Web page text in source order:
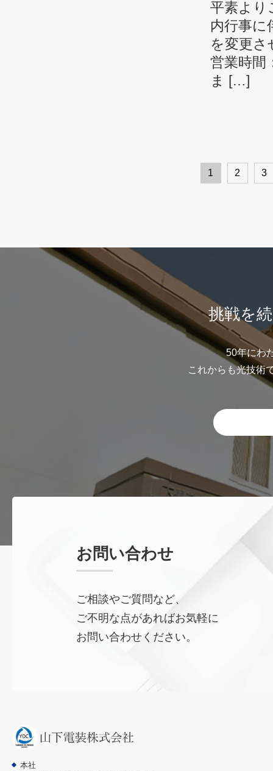
平素より
内行事に
を変更さ
営業時間
ま […]
1 2 3
挑戦を
50年にわ
これからも光技術
お問い合わせ
ご相談やご質問など、
ご不明な点があればお気軽に
お問い合わせください。
本社